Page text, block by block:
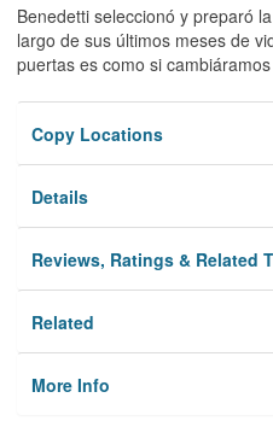
Benedetti seleccionó y preparó
largo de sus últimos meses de
puertas es como si
Copy Locations
Details
Reviews, Ratings & Related
Related
More Info